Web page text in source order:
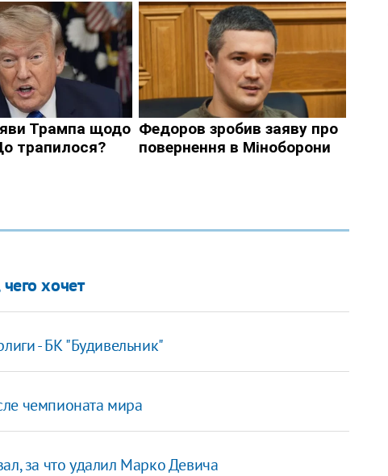
хочет
- БК "Будивельник"
чемпионата мира
за что удалил Марко Девича